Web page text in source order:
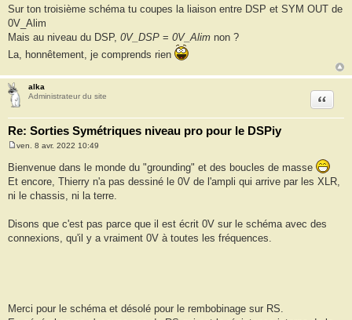
Sur ton troisième schéma tu coupes la liaison entre DSP et SYM OUT de
0V_Alim
Mais au niveau du DSP, 0V_DSP = 0V_Alim non ?
La, honnêtement, je comprends rien
alka
Administrateur du site
Re: Sorties Symétriques niveau pro pour le DSPiy
Citation
s
s
a
g
ven. 8 avr. 2022 10:49
Bienvenue dans le monde du "grounding" et des boucles de masse
Et encore, Thierry n'a pas dessiné le 0V de l'ampli qui arrive par les XLR,
ni le chassis, ni la terre.
Disons que c'est pas parce que il est écrit 0V sur le schéma avec des
connexions, qu'il y a vraiment 0V à toutes les fréquences.
Merci pour le schéma et désolé pour le rembobinage sur RS.